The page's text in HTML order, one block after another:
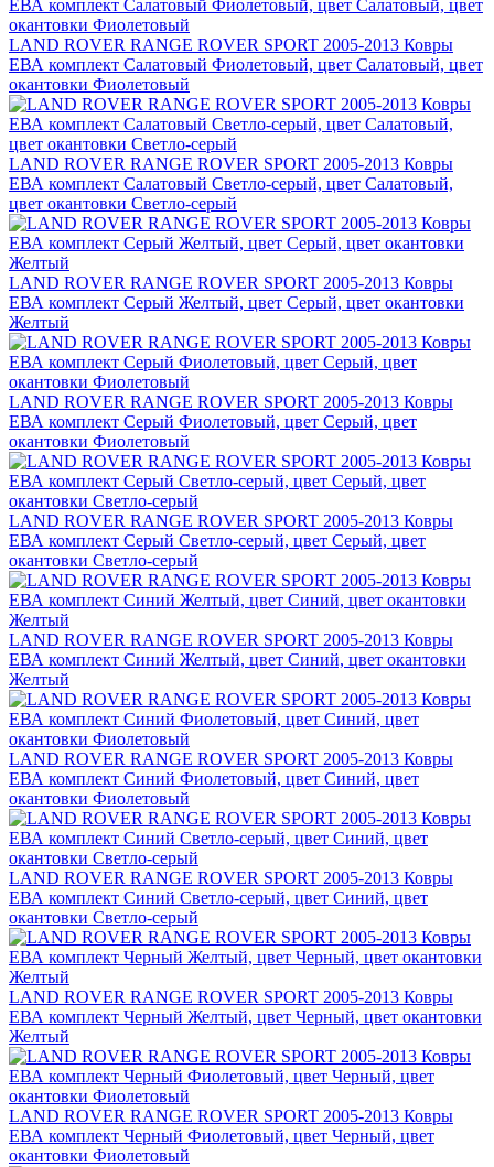
LAND ROVER RANGE ROVER SPORT 2005-2013 Ковры
ЕВА комплект Салатовый Фиолетовый, цвет Салатовый, цвет
окантовки Фиолетовый
LAND ROVER RANGE ROVER SPORT 2005-2013 Ковры
ЕВА комплект Салатовый Светло-серый, цвет Салатовый,
цвет окантовки Светло-серый
LAND ROVER RANGE ROVER SPORT 2005-2013 Ковры
ЕВА комплект Серый Желтый, цвет Серый, цвет окантовки
Желтый
LAND ROVER RANGE ROVER SPORT 2005-2013 Ковры
ЕВА комплект Серый Фиолетовый, цвет Серый, цвет
окантовки Фиолетовый
LAND ROVER RANGE ROVER SPORT 2005-2013 Ковры
ЕВА комплект Серый Светло-серый, цвет Серый, цвет
окантовки Светло-серый
LAND ROVER RANGE ROVER SPORT 2005-2013 Ковры
ЕВА комплект Синий Желтый, цвет Синий, цвет окантовки
Желтый
LAND ROVER RANGE ROVER SPORT 2005-2013 Ковры
ЕВА комплект Синий Фиолетовый, цвет Синий, цвет
окантовки Фиолетовый
LAND ROVER RANGE ROVER SPORT 2005-2013 Ковры
ЕВА комплект Синий Светло-серый, цвет Синий, цвет
окантовки Светло-серый
LAND ROVER RANGE ROVER SPORT 2005-2013 Ковры
ЕВА комплект Черный Желтый, цвет Черный, цвет окантовки
Желтый
LAND ROVER RANGE ROVER SPORT 2005-2013 Ковры
ЕВА комплект Черный Фиолетовый, цвет Черный, цвет
окантовки Фиолетовый